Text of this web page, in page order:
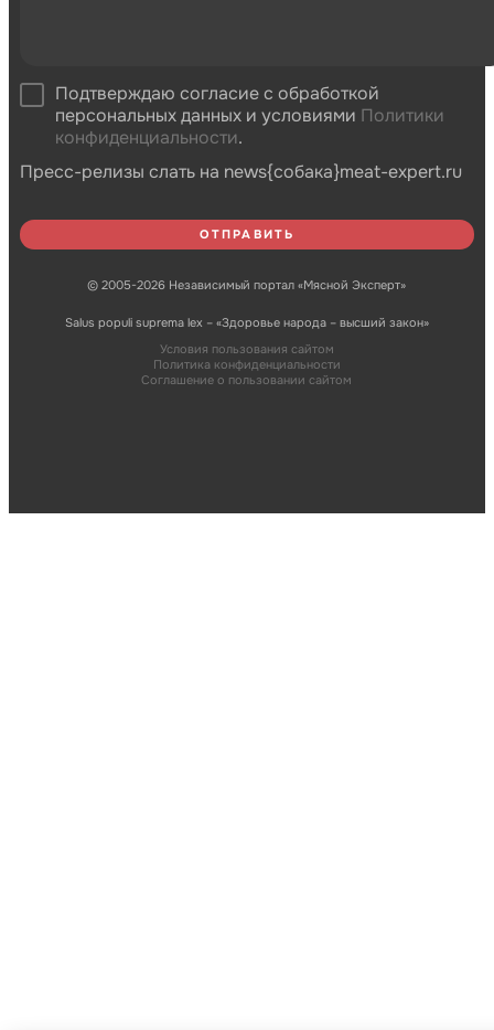
Подтверждаю согласие с обработкой
персональных данных и условиями Политики
конфиденциальности.
Пресс-релизы слать на news{собака}meat-expert.ru
© 2005-2026 Независимый портал «Мясной Эксперт»
Salus populi suprema lex – «Здоровье народа – высший закон»
Условия пользования сайтом
Политика конфиденциальности
Соглашение о пользовании сайтом